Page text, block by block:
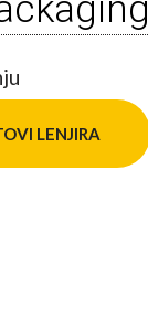
LENJIRA